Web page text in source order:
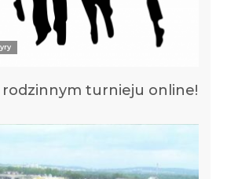
rodzinnym turnieju online!